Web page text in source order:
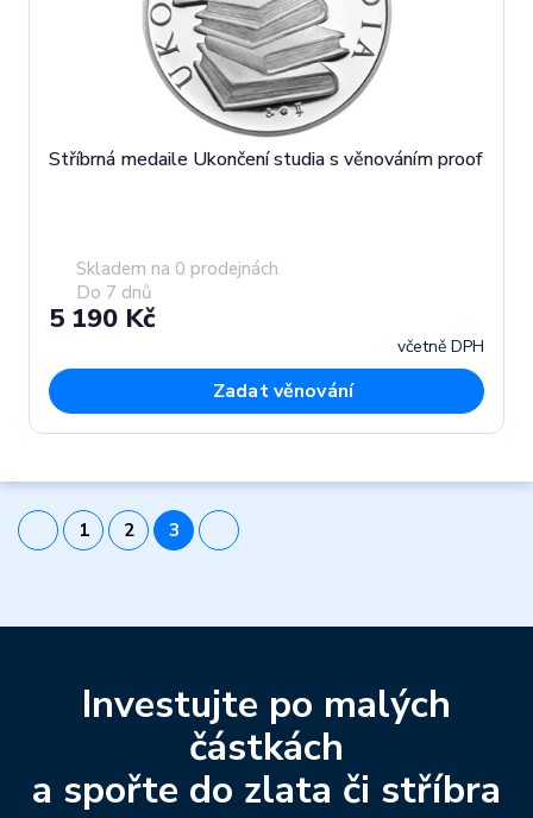
Stříbrná medaile Ukončení studia s věnováním proof
Skladem na 0 prodejnách
Do 7 dnů
5 190 Kč
včetně DPH
Zadat věnování
1 2 3
Investujte po malých
částkách
a spořte do zlata či stříbra